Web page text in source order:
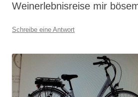
Weinerlebnisreise mir
Schreibe eine Antwort